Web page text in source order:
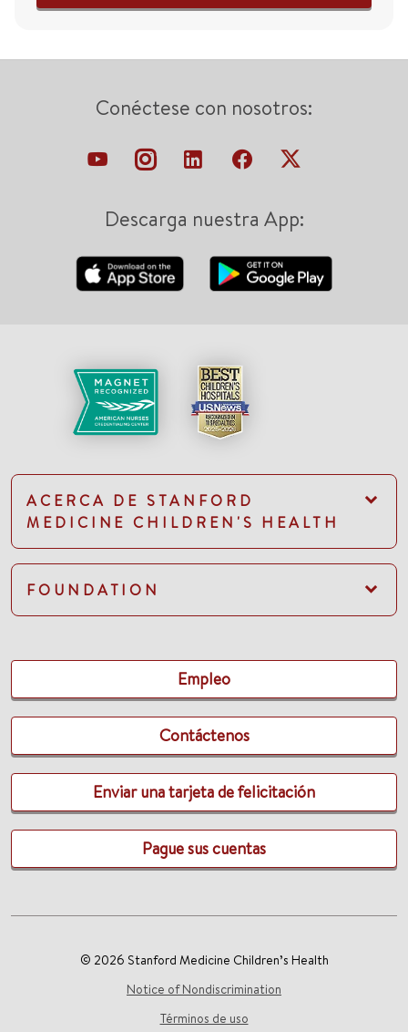
Conéctese con nosotros:
Descarga nuestra App:
ACERCA DE STANFORD
MEDICINE CHILDREN'S HEALTH
FOUNDATION
Empleo
Contáctenos
Enviar una tarjeta de felicitación
Pague sus cuentas
© 2026 Stanford Medicine Children’s Health
Notice of Nondiscrimination
Términos de uso